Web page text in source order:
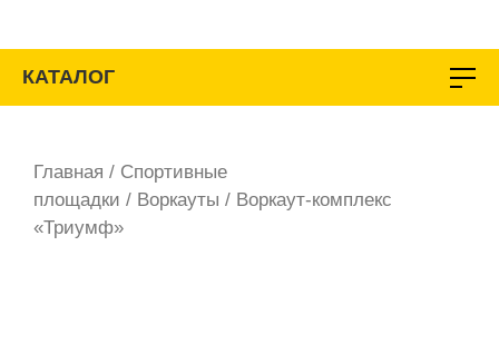
содержимому
КАТАЛОГ
Главная / Спортивные
площадки / Воркауты / Воркаут-комплекс
«Триумф»